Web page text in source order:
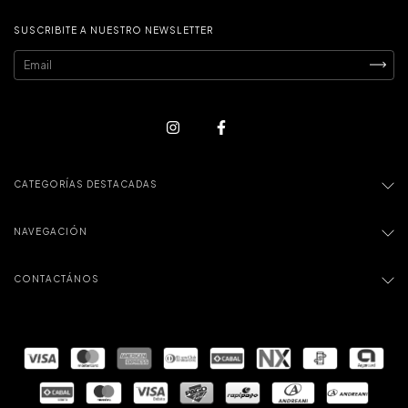
SUSCRIBITE A NUESTRO NEWSLETTER
CATEGORÍAS DESTACADAS
NAVEGACIÓN
CONTACTÁNOS